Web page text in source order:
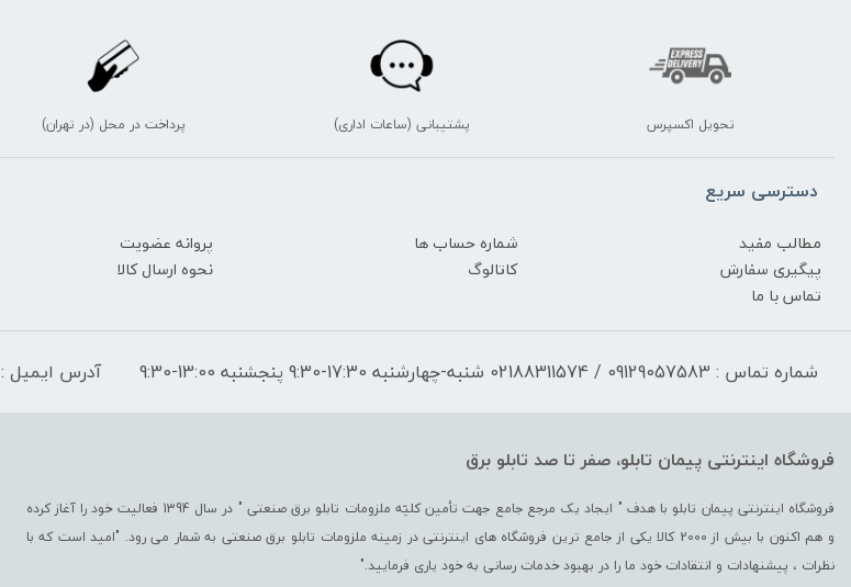
تحویل اکسپرس پشتیبانی (ساعات اداری) پرداخت در محل (در تهران)
دسترسی سریع
مطالب مفید شماره حساب ها
پروانه عضویت
پیگیری سفارش
کاتالوگ
نحوه ارسال کالا
تماس با ما
شماره تماس : 09129057583 / 02188311574 شنبه-چهارشنبه 17:30-9:30 پنجشنبه 13:00-9:30 آدرس ایمیل : peymantablo@yahoo.com
فروشگاه اینترنتی پیمان تابلو، صفر تا صد تابلو برق
فروشگاه اینترنتی پیمان تابلو با هدف " ایجاد یک مرجع جامع جهت تأمین کلیّه ملزومات تابلو برق صنعتی " در سال 1394 فعالیت خود را آغاز کرده
و هم اکنون با بیش از 2000 کالا یکی از جامع ترین فروشگاه های اینترنتی در زمینه ملزومات تابلو برق صنعتی به شمار می رود. "امید است که با
نظرات ، پیشنهادات و انتقادات خود ما را در بهبود خدمات رسانی به خود یاری فرمایید."